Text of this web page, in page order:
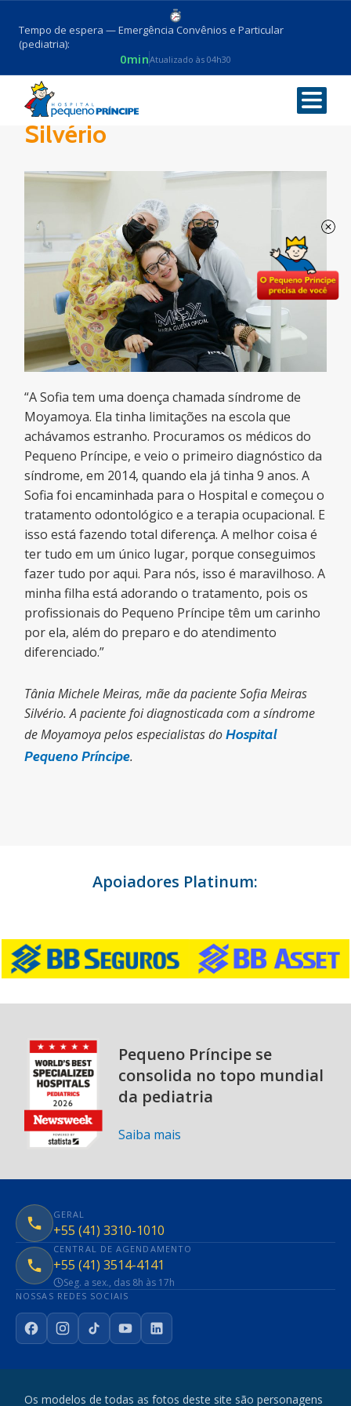
Tempo de espera — Emergência Convênios e Particular
(pediatria):
0minAtualizado às 04h30
Paciente Sofia Meiras
Silvério
“A Sofia tem uma doença chamada síndrome de
Moyamoya. Ela tinha limitações na escola que
achávamos estranho. Procuramos os médicos do
Pequeno Príncipe, e veio o primeiro diagnóstico da
síndrome, em 2014, quando ela já tinha 9 anos. A
Sofia foi encaminhada para o Hospital e começou o
tratamento odontológico e a terapia ocupacional. E
isso está fazendo total diferença. A melhor coisa é
ter tudo em um único lugar, porque conseguimos
fazer tudo por aqui. Para nós, isso é maravilhoso. A
minha filha está adorando o tratamento, pois os
profissionais do Pequeno Príncipe têm um carinho
por ela, além do preparo e do atendimento
diferenciado.”
Tânia Michele Meiras, mãe da paciente Sofia Meiras
Silvério. A paciente foi diagnosticada com a síndrome
de Moyamoya pelos especialistas doHospital
Pequeno Príncipe.
Apoiadores Platinum:
Pequeno Príncipe se
consolida no topo mundial
da pediatria
Saiba mais
GERAL
+55 (41) 3310-1010
CENTRAL DE AGENDAMENTO
+55 (41) 3514-4141
Seg. a sex., das 8h às 17h
NOSSAS REDES SOCIAIS
FacebookInstagram
TikTokYouTubeLinkedIn
Os modelos de todas as fotos deste site são personagens